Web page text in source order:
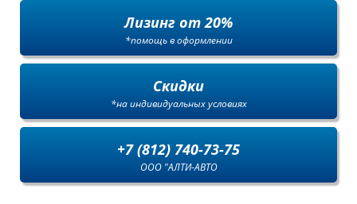
Лизинг от 20%
*помощь в оформлении
Скидки
*на индивидуальных условиях
+7 (812) 740-73-75
ООО "АЛТИ-АВТО